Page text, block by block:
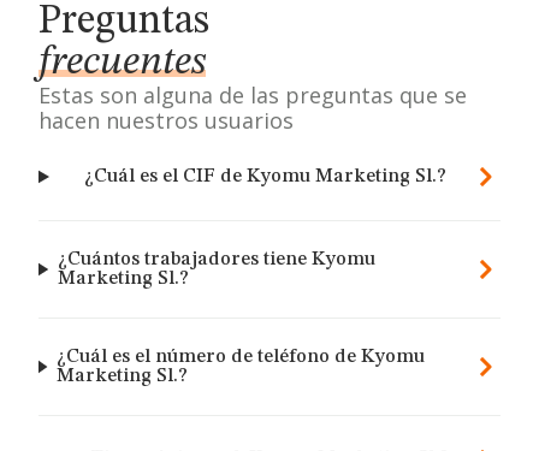
Preguntas
frecuentes
Estas son alguna de las preguntas que se
hacen nuestros usuarios
¿Cuál es el CIF de Kyomu Marketing Sl.?
¿Cuántos trabajadores tiene Kyomu
Marketing Sl.?
¿Cuál es el número de teléfono de Kyomu
Marketing Sl.?